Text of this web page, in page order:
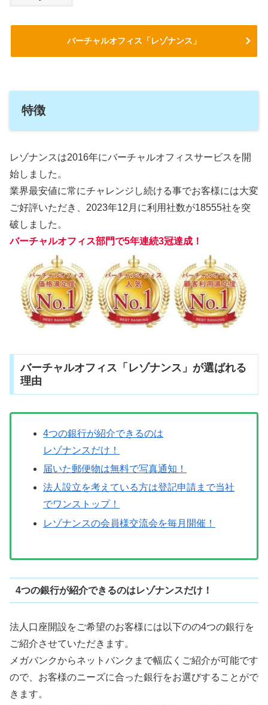
バーチャルオフィス「レゾナンス」
特徴
レゾナンスは2016年にバーチャルオフィスサービスを開
始しました。
業界最安値に常にチャレンジし続ける事でお客様には大変
ご好評いただき、2023年12月に利用社数が18555社を突
破しました。
バーチャルオフィス部門で5年連続3冠達成！
バーチャルオフィス「レゾナンス」が選ばれる
理由
4つの銀行が紹介できるのは
レゾナンスだけ！
届いた郵便物は無料で写真通知！
法人設立を考えている方は登記申請まで当社
でワンストップ！
レゾナンスの会員様交流会を毎月開催！
4つの銀行が紹介できるのはレゾナンスだけ！
法人口座開設をご希望のお客様には以下のの4つの銀行を
ご紹介させていただきます。
メガバンクからネットバンクまで幅広くご紹介が可能です
ので、お客様のニーズに合った銀行をお選びすることがで
きます。